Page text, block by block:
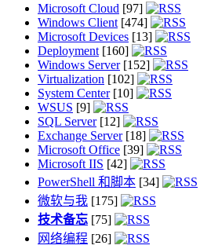
Microsoft Cloud [97]
Windows Client [474]
Microsoft Devices [13]
Deployment [160]
Windows Server[152]
Virtualization [102]
System Center[10]
WSUS [9]
SQL Server[12]
Exchange Server[18]
Microsoft Office [39]
Microsoft IIS [42]
PowerShell 和脚本 [34]
微软与我 [175]
技术备忘 [75]
网络编程 [26]